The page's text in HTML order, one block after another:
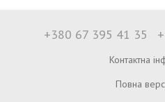
+380 67 395 41 35
Контактна
Повна